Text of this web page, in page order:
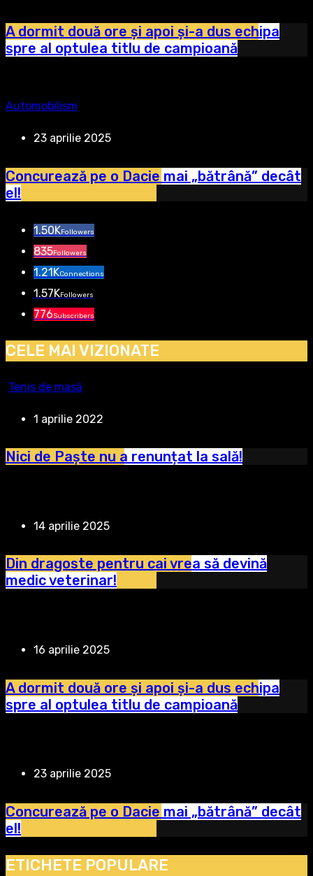
A dormit două ore și apoi și-a dus echipa
spre al optulea titlu de campioană
Automobilism
23 aprilie 2025
Concurează pe o Dacie mai „bătrână” decât
el!
1.50KFollowers
835Followers
1.21KConnections
1.57KFollowers
776Subscribers
CELE MAI VIZIONATE
Tenis de masă
1 aprilie 2022
Nici de Paște nu a renunțat la sală!
14 aprilie 2025
Din dragoste pentru cai vrea să devină
medic veterinar!
16 aprilie 2025
A dormit două ore și apoi și-a dus echipa
spre al optulea titlu de campioană
23 aprilie 2025
Concurează pe o Dacie mai „bătrână” decât
el!
ETICHETE POPULARE